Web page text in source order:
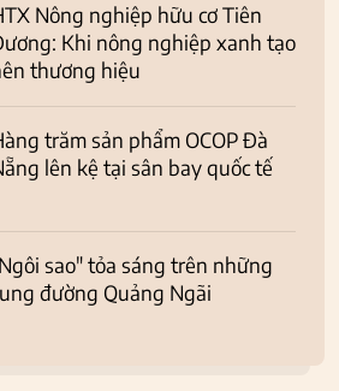
Nông nghiệp hữu cơ Tiên
Khi nông nghiệp xanh tạo
thương hiệu
trăm sản phẩm OCOP Đà
lên kệ tại sân bay quốc tế
sao" tỏa sáng trên những
đường Quảng Ngãi